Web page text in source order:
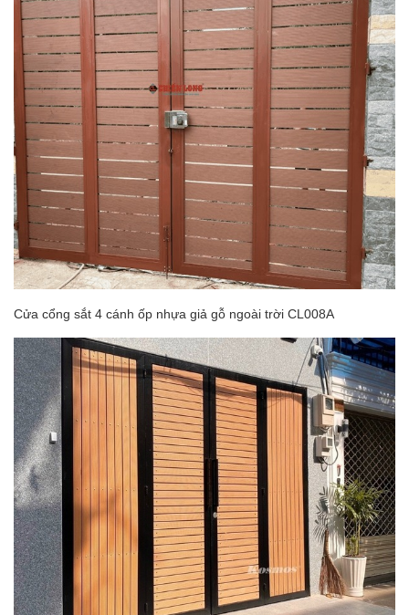
Cửa cổng sắt 4 cánh ốp nhựa giả gỗ ngoài trời CL008A